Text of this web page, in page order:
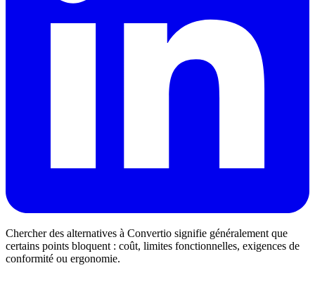
Chercher des alternatives à Convertio signifie généralement que
certains points bloquent : coût, limites fonctionnelles, exigences de
conformité ou ergonomie.